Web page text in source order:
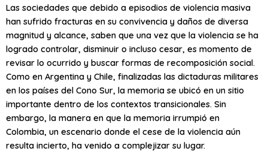
Las sociedades que debido a episodios de violencia masiva
han sufrido fracturas en su convivencia y daños de diversa
magnitud y alcance, saben que una vez que la violencia se ha
logrado controlar, disminuir o incluso cesar, es momento de
revisar lo ocurrido y buscar formas de recomposición social.
Como en Argentina y Chile, finalizadas las dictaduras militares
en los países del Cono Sur, la memoria se ubicó en un sitio
importante dentro de los contextos transicionales. Sin
embargo, la manera en que la memoria irrumpió en
Colombia, un escenario donde el cese de la violencia aún
resulta incierto, ha venido a complejizar su lugar.